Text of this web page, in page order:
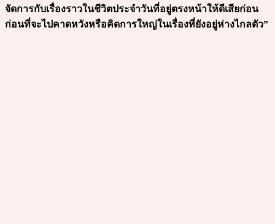
จัดการกับเรื่องราวในชีวิตประจำวันที่อยู่ตรงหน้าให้ดีเสียก่อน
ก่อนที่จะไปคาดหวังหรือคิดการใหญ่ในเรื่องที่ยังอยู่ห่างไกลตัว”